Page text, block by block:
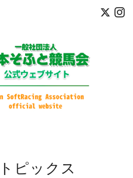
ピックス